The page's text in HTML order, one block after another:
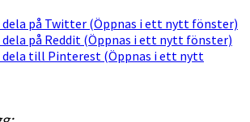
på Twitter (Öppnas i ett nytt fönster)
på Reddit (Öppnas i ett nytt fönster)
till Pinterest (Öppnas i ett nytt